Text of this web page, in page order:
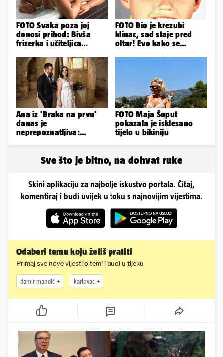
FOTO Svaka poza joj
donosi prihod: Bivša
frizerka i učiteljica
Instagram
FOTO Bio je krezubi
klinac, sad staje pred
oltar! Evo kako se
Ana iz 'Braka na prvu'
danas je
neprepoznatljiva:
FOTO Maja Šuput
pokazala je isklesano
tijelo u bikiniju
Sve što je bitno, na dohvat ruke
Skini aplikaciju za najbolje iskustvo portala. Čitaj,
komentiraj i budi uvijek u toku s najnovijim vijestima.
Odaberi temu koju želiš pratiti
Primaj sve nove vijesti o temi i budi u tijeku
damir mandić karlovac